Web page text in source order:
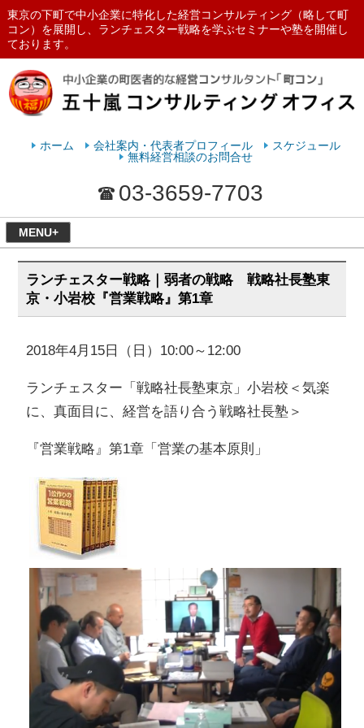
東京の下町で中小企業に特化した経営コンサルティング（略して町
コン）を展開し、ランチェスター戦略を学ぶセミナーや塾を開催し
ております。
ランチェスターの法則を学ぶなら
ホーム 会社案内・代表者プロフィール
スケジュール
無料経営相談のお問合せ
03-3659-7703
MENU+
ランチェスター戦略｜弱者の戦略 戦略社長塾東
京・小岩校『営業戦略』第1章
2018年4月15日（日）10:00～12:00
ランチェスター「戦略社長塾東京」小岩校＜気楽
に、真面目に、経営を語り合う戦略社長塾＞
『営業戦略』第1章「営業の基本原則」